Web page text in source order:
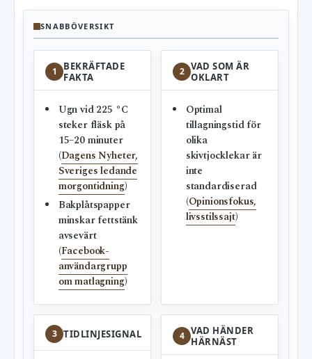
SNABBÖVERSIKT
1
BEKRÄFTADE
FAKTA
Ugn vid 225 °C
steker fläsk på
15–20 minuter
(Dagens Nyheter,
Sveriges ledande
morgontidning)
Bakplåtspapper
minskar fettstänk
avsevärt
(Facebook-
användargrupp
om matlagning)
2 VAD SOM ÄR
OKLART
Optimal
tillagningstid för
olika
skivtjocklekar är
inte
standardiserad
(Opinionsfokus,
livsstilssajt)
3 TIDLINJESIGNAL 4 VAD HÄNDER
HÄRNÄST